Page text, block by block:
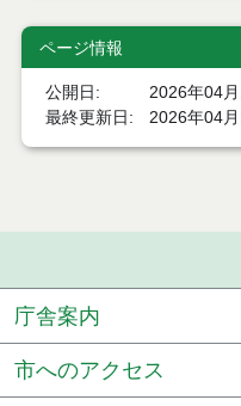
ページ情報
公開日
2026年04月
最終更新日
2026年04月
庁舎案内
市へのアクセス